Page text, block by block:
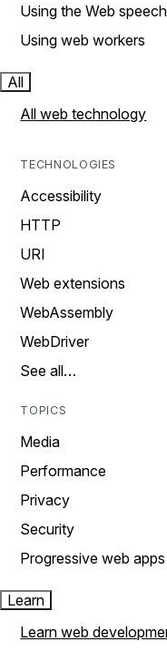
Using the Web
Using web workers
All
All web technology
TECHNOLOGIES
Accessibility
HTTP
URI
Web extensions
WebAssembly
WebDriver
See all…
TOPICS
Media
Performance
Privacy
Security
Progressive web apps
Learn
Learn web